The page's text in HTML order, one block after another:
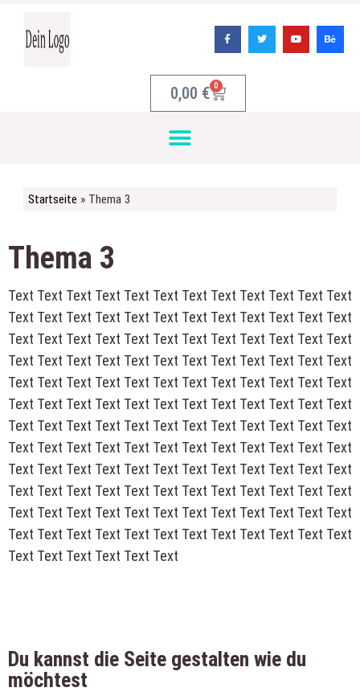
0,00 € 0
Startseite » Thema 3
Thema 3
Text Text Text Text Text Text Text Text Text Text Text Text
Text Text Text Text Text Text Text Text Text Text Text Text
Text Text Text Text Text Text Text Text Text Text Text Text
Text Text Text Text Text Text Text Text Text Text Text Text
Text Text Text Text Text Text Text Text Text Text Text Text
Text Text Text Text Text Text Text Text Text Text Text Text
Text Text Text Text Text Text Text Text Text Text Text Text
Text Text Text Text Text Text Text Text Text Text Text Text
Text Text Text Text Text Text Text Text Text Text Text Text
Text Text Text Text Text Text Text Text Text Text Text Text
Text Text Text Text Text Text Text Text Text Text Text Text
Text Text Text Text Text Text Text Text Text Text Text Text
Text Text Text Text Text Text
Du kannst die Seite gestalten wie du
möchtest